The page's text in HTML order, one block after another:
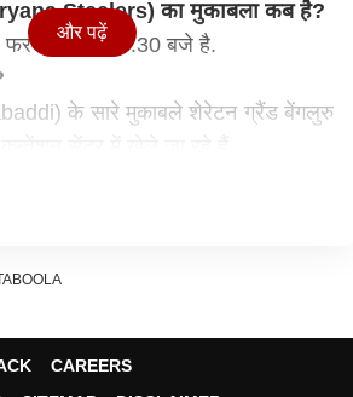
Steelers) का मुकाबला कब है?
शाम 07.30 बजे है.
के सारे मुकाबले शेरेटन ग्रैंड बेंगलुरु
1 हिंदी एचडी, स्टार स्पोर्ट्स 2, स्टार
और पढ़ें
CAREERS